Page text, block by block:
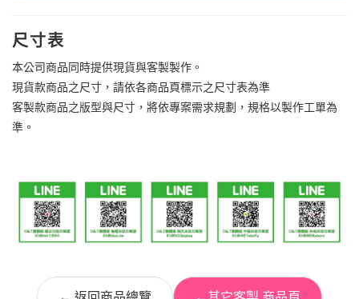
尺寸表
本公司商品同時提供現貨與客製製作。
現貨款商品之尺寸，請依各商品頁標示之尺寸表為準
客製款商品之版型與尺寸，將依專案需求規劃，規格以製作工單為
準。